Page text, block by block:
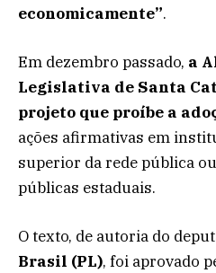
economicamente”.
Em dezembro passado, a
Legislativa de Santa
projeto que proíbe a
ações afirmativas em
superior da rede pública
públicas estaduais.
O texto, de autoria do
Brasil (PL), foi aprovado